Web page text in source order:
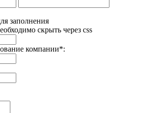
заполнения
скрыть через css
компании*: